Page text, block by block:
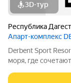
3D-тур
Республика
Апарт-комплекс
Derbent Sport Resort недвижимость на берегу
моря, где